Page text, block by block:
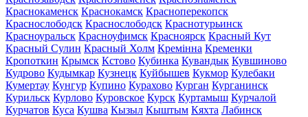
Краснокаменск Краснокамск Красноперекопск
Краснослободск Краснослободск Краснотурьинск
Красноуральск Красноуфимск Красноярск Красный Кут
Красный Сулин Красный Холм Кремінна Кременки
Кропоткин Крымск Кстово Кубинка Кувандык Кувшиново
Кудрово Кудымкар Кузнецк Куйбышев Кукмор Кулебаки
Кумертау Кунгур Купино Курахово Курган Курганинск
Курильск Курлово Куровское Курск Куртамыш Курчалой
Курчатов Куса Кушва Кызыл Кыштым Кяхта Лабинск